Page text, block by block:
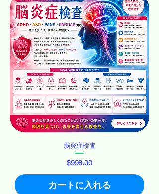
脳炎症検査
価格
$998.00
カートに入れる